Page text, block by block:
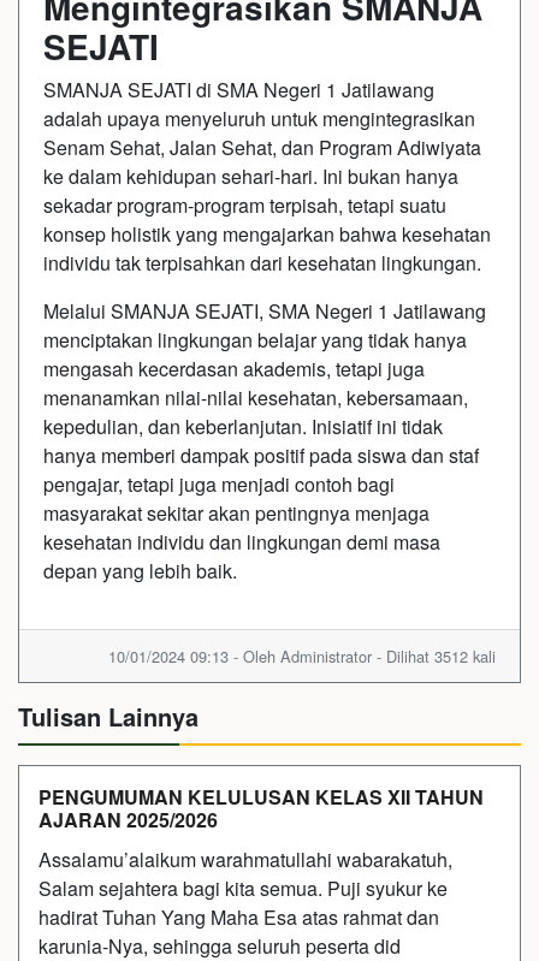
SEJATI
SMANJA SEJATI di SMA Negeri 1 Jatilawang
adalah upaya menyeluruh untuk mengintegrasikan
Senam Sehat, Jalan Sehat, dan Program Adiwiyata
ke dalam kehidupan sehari-hari. Ini bukan hanya
sekadar program-program terpisah, tetapi suatu
konsep holistik yang mengajarkan bahwa kesehatan
individu tak terpisahkan dari kesehatan lingkungan.
Melalui SMANJA SEJATI, SMA Negeri 1 Jatilawang
menciptakan lingkungan belajar yang tidak hanya
mengasah kecerdasan akademis, tetapi juga
menanamkan nilai-nilai kesehatan, kebersamaan,
kepedulian, dan keberlanjutan. Inisiatif ini tidak
hanya memberi dampak positif pada siswa dan staf
pengajar, tetapi juga menjadi contoh bagi
masyarakat sekitar akan pentingnya menjaga
kesehatan individu dan lingkungan demi masa
depan yang lebih baik.
10/01/2024 09:13 - Oleh Administrator - Dilihat 3512 kali
Tulisan Lainnya
PENGUMUMAN KELULUSAN KELAS XII TAHUN
AJARAN 2025/2026
Assalamu’alaikum warahmatullahi wabarakatuh,
Salam sejahtera bagi kita semua. Puji syukur ke
hadirat Tuhan Yang Maha Esa atas rahmat dan
karunia-Nya, sehingga seluruh peserta did